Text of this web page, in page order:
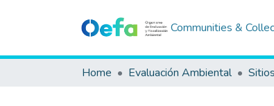
Communities &
Home Evaluación Ambiental